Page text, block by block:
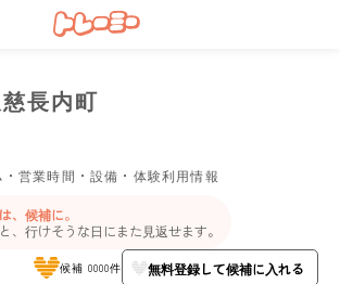
長内町
営業時間・設備・体験利用情報
、候補に。
、行けそうな日にまた見返せます。
候補 0000件 無料登録して候補に入れる